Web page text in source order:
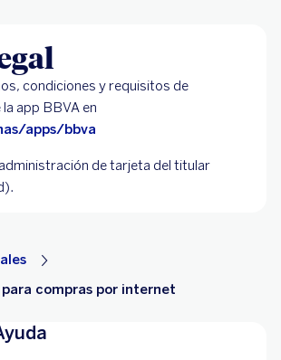
condiciones y requisitos de
app BBVA en
apps/bbva
de tarjeta del titular
compras por internet